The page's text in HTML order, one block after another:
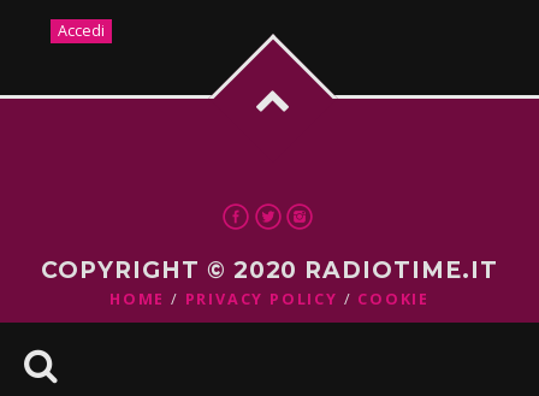
COPYRIGHT © 2020 RADIOTIME.IT
HOME PRIVACY POLICY COOKIE